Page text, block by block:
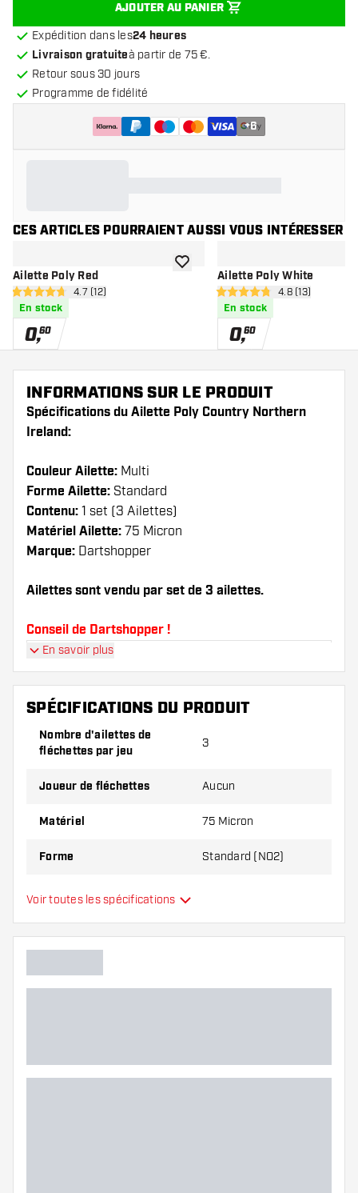
AJOUTER AU PANIER
Expédition dans les24 heures
Livraison gratuiteà partir de 75 €.
Retour sous 30 jours
Programme de fidélité
+6
CES ARTICLES POURRAIENT AUSSI VOUS INTÉRESSER
Ailette Poly Red
ouvrir le panneau des avis
4.7 étoiles de notation
4.7 (12)
En stock
0,60
ajouter à la liste de souhaits
Ailette Poly White
ouvrir le
4.8 étoiles de notation
4.8 (13)
En stock
0,60
INFORMATIONS SUR LE PRODUIT
Spécifications du Ailette Poly Country Northern
Ireland:
Couleur Ailette: Multi
Forme Ailette: Standard
Contenu: 1 set (3 Ailettes)
Matériel Ailette: 75 Micron
Marque: Dartshopper
Ailettes sont vendu par set de 3 ailettes.
Conseil de Dartshopper !
et de tiges. Ils peuvent être endommagés ou
cassés à l'usage.
Essayez une forme, un matériau ou une
la variante qui vous convient le mieux !
En savoir plus
SPÉCIFICATIONS DU PRODUIT
Nombre d'ailettes de
fléchettes par jeu
3
Joueur de fléchettes Aucun
Matériel 75 Micron
Forme Standard (NO2)
Type
Flexibilité
Voir toutes les spécifications